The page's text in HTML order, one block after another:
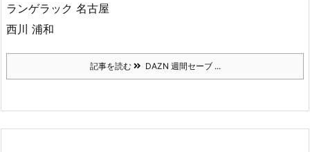
ランゲラック 名古屋
西川 浦和
記事を読む DAZN 週間セーブ ...